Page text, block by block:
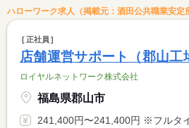
ハローワーク求人（掲載元：酒田公共職業安定
正社員
店舗運営サポート（郡山工
ロイヤルネットワーク株式会社
福島県郡山市
241,400円〜241,400円 ※フルタイム求人の場合は月額（換算額）、パー